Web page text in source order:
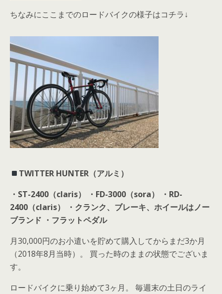
ちなみにここまでのロードバイクの様子はコチラ↓
TWITTER HUNTER（アルミ）
・ST-2400（claris）
・FD-3000（sora）
・RD-
2400（claris）
・クランク、ブレーキ、ホイールはノー
ブランド ・フラットペダル
月30,000円のお小遣いを貯めて購入してからまだ3か月
（2018年8月当時）。 買った時のままの状態でございま
す。
ロードバイクに乗り始めて3ヶ月。 毎週末の土日のライ